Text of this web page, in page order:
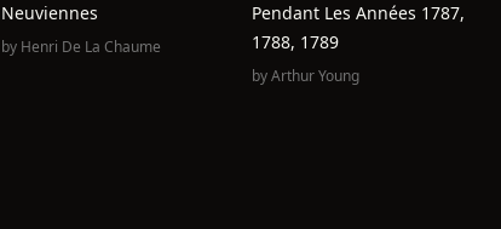
Neuviennes
by Henri De La Chaume
Pendant Les Années 1787,
1788, 1789
byArthur Young